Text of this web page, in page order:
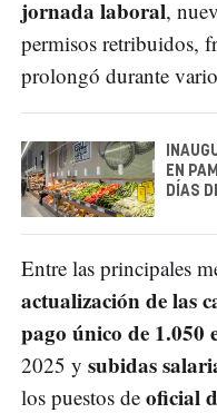
jornada laboral,
permisos retribuidos,
prolongó durante
EN
DÍAS
Entre las principales
actualización de las
pago único de 1.050
2025 y subidas
los puestos de oficial